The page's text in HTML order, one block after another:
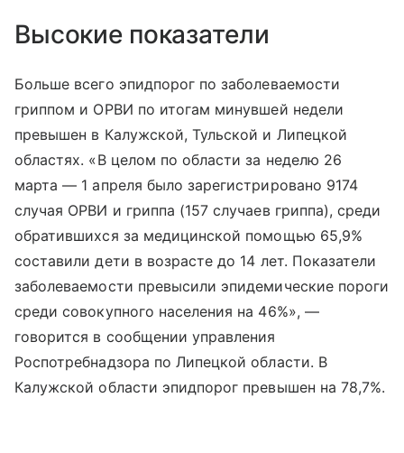
Высокие показатели
Больше всего эпидпорог по заболеваемости
гриппом и ОРВИ по итогам минувшей недели
превышен в Калужской, Тульской и Липецкой
областях. «В целом по области за неделю 26
марта — 1 апреля было зарегистрировано 9174
случая ОРВИ и гриппа (157 случаев гриппа), среди
обратившихся за медицинской помощью 65,9%
составили дети в возрасте до 14 лет. Показатели
заболеваемости превысили эпидемические пороги
среди совокупного населения на 46%», —
говорится в сообщении управления
Роспотребнадзора по Липецкой области. В
Калужской области эпидпорог превышен на 78,7%.